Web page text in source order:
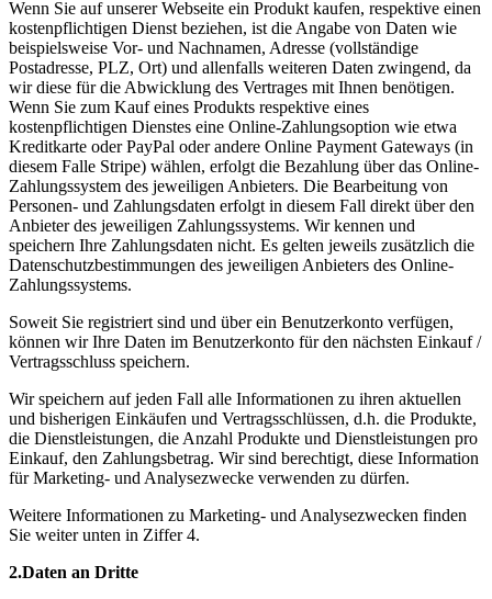
Wenn Sie auf unserer Webseite ein Produkt kaufen, respektive einen
kostenpflichtigen Dienst beziehen, ist die Angabe von Daten wie
beispielsweise Vor- und Nachnamen, Adresse (vollständige
Postadresse, PLZ, Ort) und allenfalls weiteren Daten zwingend, da
wir diese für die Abwicklung des Vertrages mit Ihnen benötigen.
Wenn Sie zum Kauf eines Produkts respektive eines
kostenpflichtigen Dienstes eine Online-Zahlungsoption wie etwa
Kreditkarte oder PayPal oder andere Online Payment Gateways (in
diesem Falle Stripe) wählen, erfolgt die Bezahlung über das Online-
Zahlungssystem des jeweiligen Anbieters. Die Bearbeitung von
Personen- und Zahlungsdaten erfolgt in diesem Fall direkt über den
Anbieter des jeweiligen Zahlungssystems. Wir kennen und
speichern Ihre Zahlungsdaten nicht. Es gelten jeweils zusätzlich die
Datenschutzbestimmungen des jeweiligen Anbieters des Online-
Zahlungssystems.
Soweit Sie registriert sind und über ein Benutzerkonto verfügen,
können wir Ihre Daten im Benutzerkonto für den nächsten Einkauf /
Vertragsschluss speichern.
Wir speichern auf jeden Fall alle Informationen zu ihren aktuellen
und bisherigen Einkäufen und Vertragsschlüssen, d.h. die Produkte,
die Dienstleistungen, die Anzahl Produkte und Dienstleistungen pro
Einkauf, den Zahlungsbetrag. Wir sind berechtigt, diese Information
für Marketing- und Analysezwecke verwenden zu dürfen.
Weitere Informationen zu Marketing- und Analysezwecken finden
Sie weiter unten in Ziffer 4.
2.Daten an Dritte